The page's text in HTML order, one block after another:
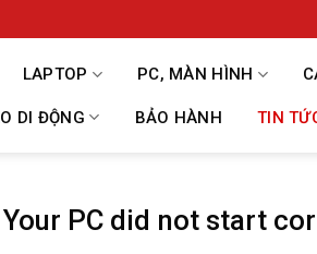
LAPTOP PC, MÀN HÌNH
DI ĐỘNG BẢO HÀNH TIN
PC did not start